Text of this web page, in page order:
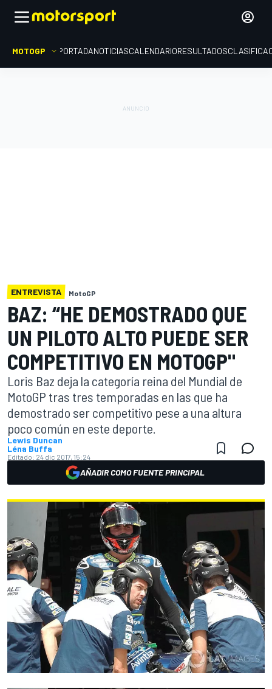
MOTOGP PORTADANOTICIASCALENDARIORESULTADOS
ENTREVISTA MotoGP
BAZ: “HE DEMOSTRADO QUE
UN PILOTO ALTO PUEDE SER
COMPETITIVO EN MOTOGP"
Loris Baz deja la categoría reina del Mundial de
MotoGP tras tres temporadas en las que ha
demostrado ser competitivo pese a una altura
poco común en este deporte.
Lewis Duncan
Léna Buffa
Editado: 24 dic 2017, 15:24
AÑADIR COMO FUENTE PRINCIPAL